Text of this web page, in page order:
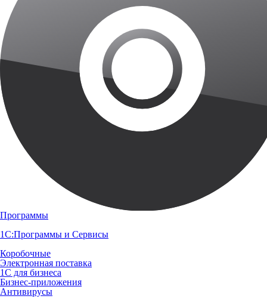
Программы
1С:Программы и Сервисы
Коробочные
Электронная поставка
1С для бизнеса
Бизнес-приложения
Антивирусы